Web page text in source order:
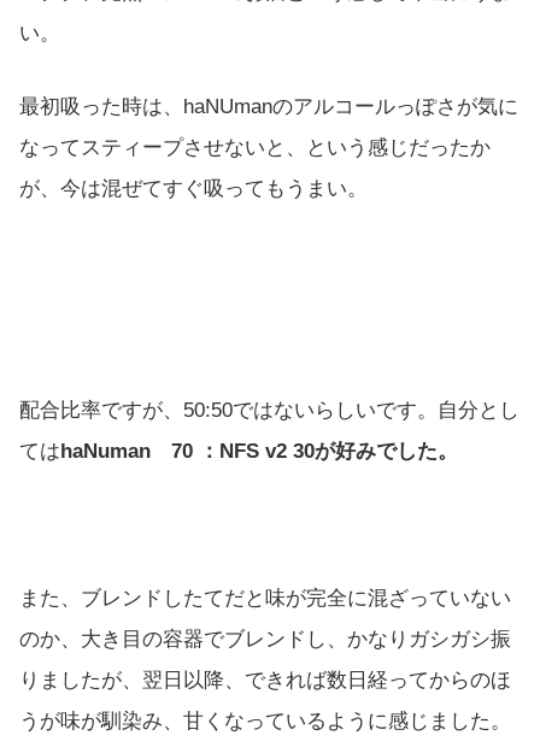
い。
最初吸った時は、haNUmanのアルコールっぽさが気に
なってスティープさせないと、という感じだったか
が、今は混ぜてすぐ吸ってもうまい。
配合比率ですが、50:50ではないらしいです。自分とし
てはhaNuman 70 ：NFS v2 30が好みでした。
また、ブレンドしたてだと味が完全に混ざっていない
のか、大き目の容器でブレンドし、かなりガシガシ振
りましたが、翌日以降、できれば数日経ってからのほ
うが味が馴染み、甘くなっているように感じました。